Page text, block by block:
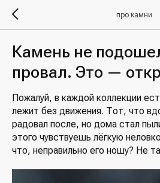
про камни
Камень не
провал. Это —
Пожалуй, в каждой коллекции
лежит без движения. Тот, что
радовал после, но дома стал
этого чувствуешь лёгкую
что, неправильно его ношу? Не